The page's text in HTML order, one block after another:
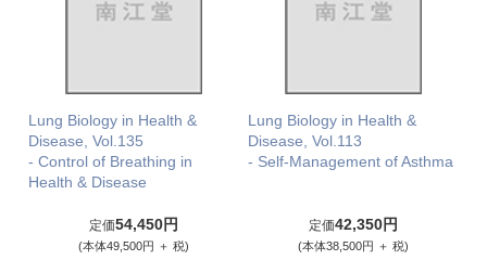
Lung Biology in Health &
Disease, Vol.135
- Control of Breathing in
Health & Disease
定価54,450円
(本体49,500円 ＋ 税)
Lung Biology in Health &
Disease, Vol.113
- Self-Management of Asthma
定価42,350円
(本体38,500円 ＋ 税)